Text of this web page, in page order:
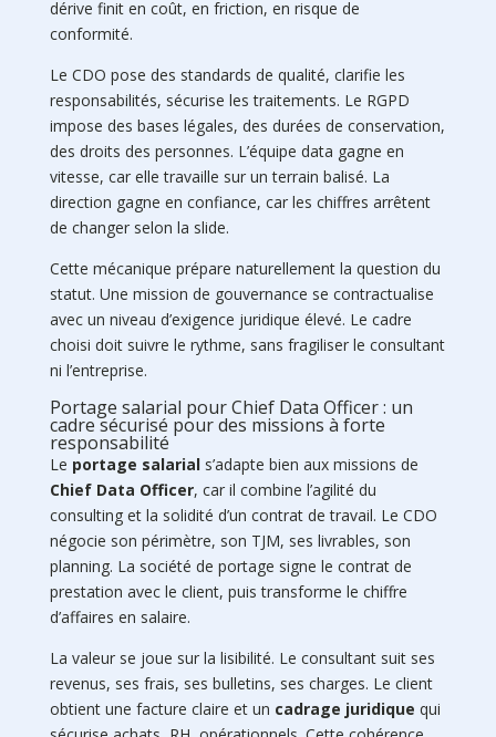
dérive finit en coût, en friction, en risque de
conformité.
Le CDO pose des standards de qualité, clarifie les
responsabilités, sécurise les traitements. Le RGPD
impose des bases légales, des durées de conservation,
des droits des personnes. L’équipe data gagne en
vitesse, car elle travaille sur un terrain balisé. La
direction gagne en confiance, car les chiffres arrêtent
de changer selon la slide.
Cette mécanique prépare naturellement la question du
statut. Une mission de gouvernance se contractualise
avec un niveau d’exigence juridique élevé. Le cadre
choisi doit suivre le rythme, sans fragiliser le consultant
ni l’entreprise.
Portage salarial pour Chief Data Officer : un
cadre sécurisé pour des missions à forte
responsabilité
Le portage salarials’adapte bien aux missions de
Chief Data Officer, car il combine l’agilité du
consulting et la solidité d’un contrat de travail. Le CDO
négocie son périmètre, son TJM, ses livrables, son
planning. La société de portage signe le contrat de
prestation avec le client, puis transforme le chiffre
d’affaires en salaire.
La valeur se joue sur la lisibilité. Le consultant suit ses
revenus, ses frais, ses bulletins, ses charges. Le client
obtient une facture claire et un cadrage juridique qui